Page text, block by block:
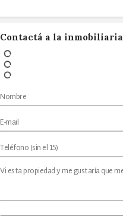
Contactá a la inmobiliaria